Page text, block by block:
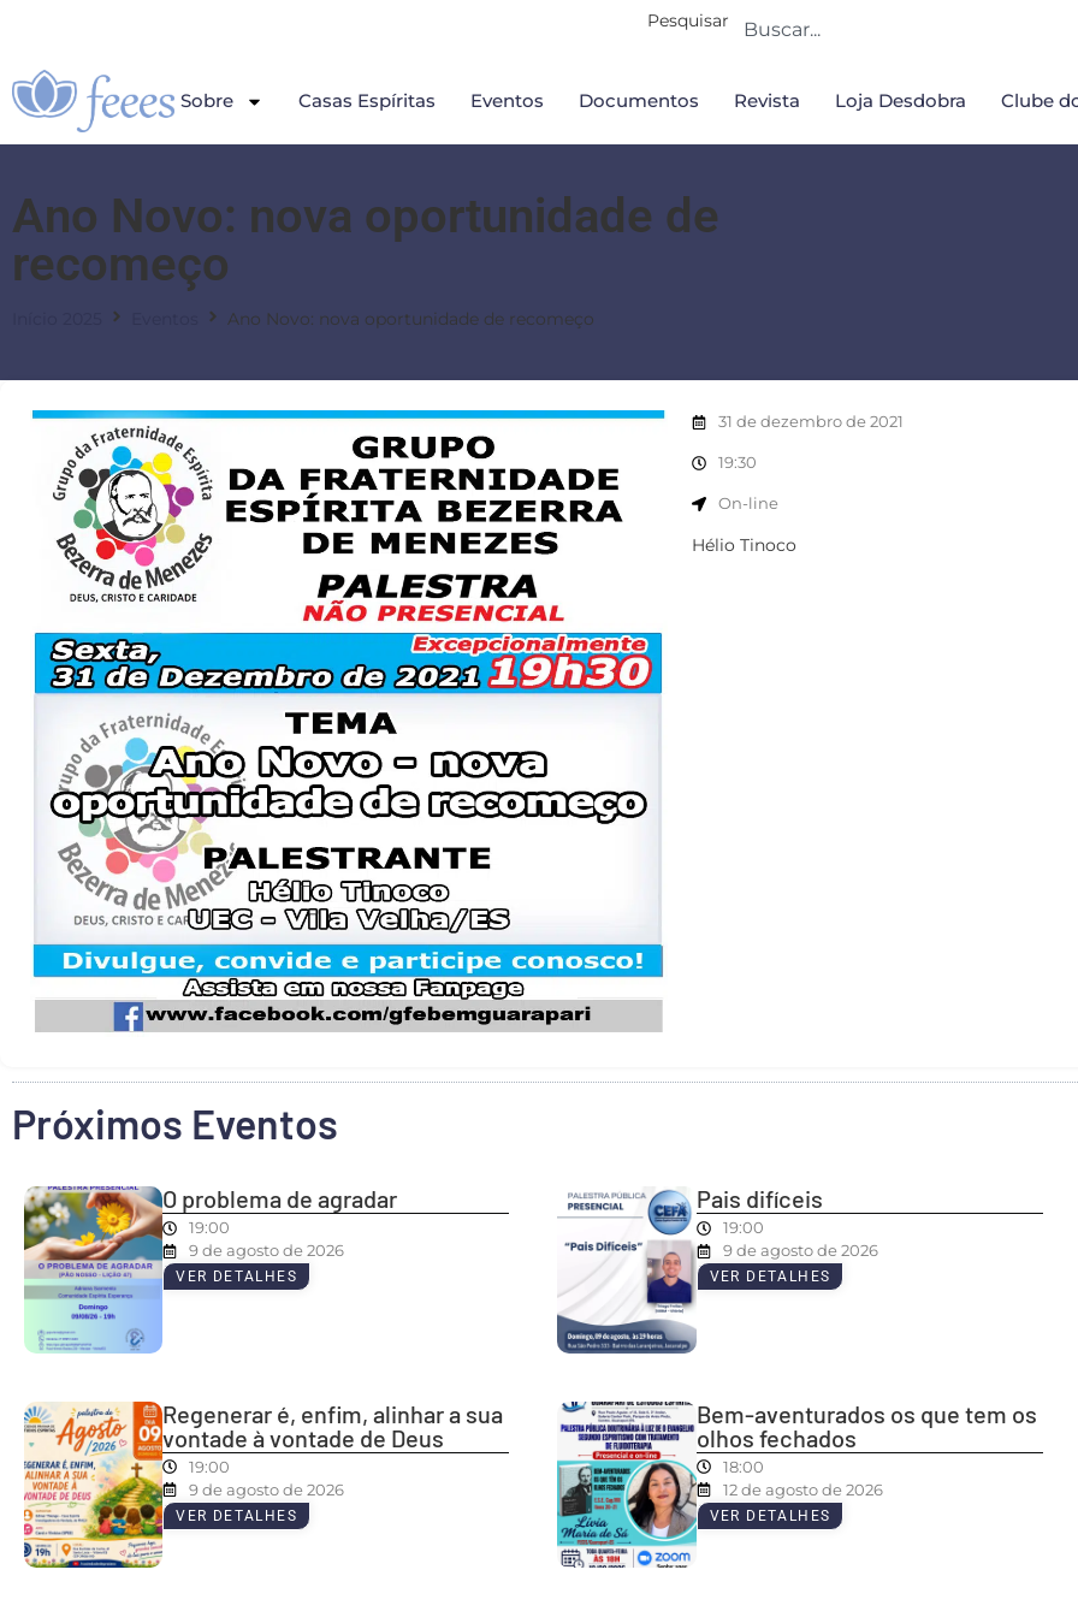
Pesquisar
Sobre Casas Espíritas Eventos Documentos Revista Loja Desdobra Clube
Ano Novo: nova oportunidade de
recomeço
Ano Novo: nova oportunidade de recomeço
31 de dezembro de 2021
19:30
On-line
Hélio Tinoco
Próximos Eventos
O problema de agradar
19:00
9 de agosto de 2026
VER DETALHES
Pais difíceis
19:00
9 de agosto de 2026
VER DETALHES
Regenerar é, enfim, alinhar a sua
vontade à vontade de Deus
19:00
9 de agosto de 2026
VER DETALHES
Bem-aventurados os que tem os
olhos fechados
18:00
12 de agosto de 2026
VER DETALHES